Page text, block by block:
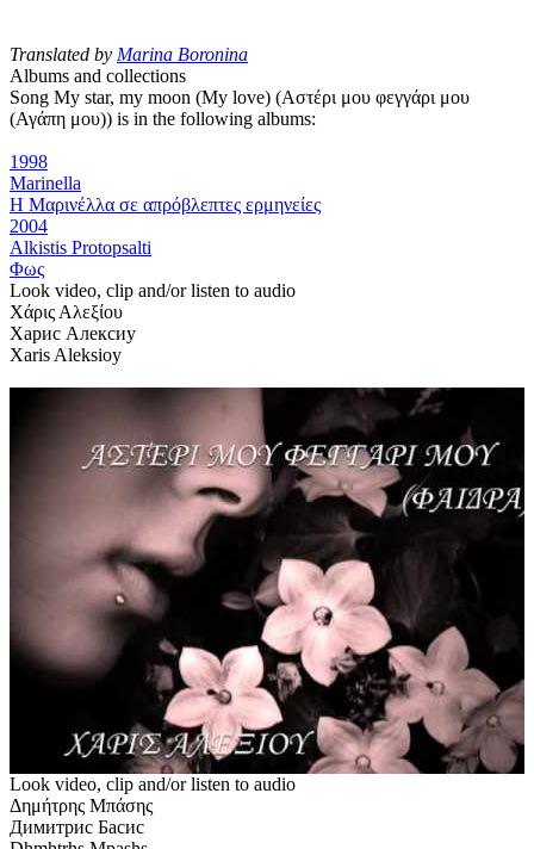
Translated by Marina Boronina
Albums and collections
Song My star, my moon (My love) (Αστέρι μου φεγγάρι μου
(Αγάπη μου)) is in the following albums:
1998
Marinella
Η Μαρινέλλα σε απρόβλεπτες ερμηνείες
2004
Alkistis Protopsalti
Φως
Look video, clip and/or listen to audio
Χάρις Αλεξίου
Харис Алексиу
Xaris Aleksioy
Look video, clip and/or listen to audio
Δημήτρης Μπάσης
Димитрис Басис